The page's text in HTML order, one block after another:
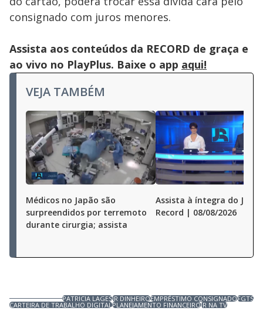
consignado com juros menores.
Assista aos conteúdos da RECORD de graça e
ao vivo no PlayPlus. Baixe o app aqui!
VEJA TAMBÉM
Médicos no Japão são
surpreendidos por terremoto
durante cirurgia; assista
Assista à íntegra do
Record | 08/08/2026
PATRICIA LAGESJR DINHEIROEMPRÉSTIMO CONSIGNADOFGTS
CARTEIRA DE TRABALHO DIGITALPLANEJAMENTO FINANCEIROJR NA TV